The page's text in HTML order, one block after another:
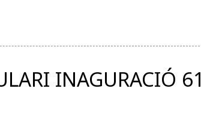
INAGURACIÓ 61